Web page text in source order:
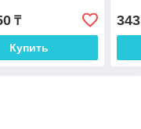
₸
Купить